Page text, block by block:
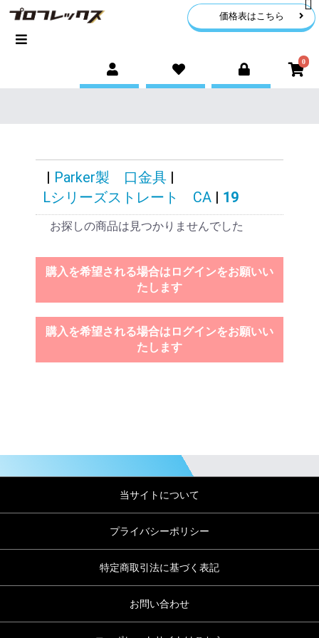
価格表はこちら
0
| Parker製 口金具 |
Lシリーズストレート CA | 19
お探しの商品は見つかりませんでした
購入を希望される場合はログインをお願いい
たします
購入を希望される場合はログインをお願いい
たします
当サイトについて
プライバシーポリシー
特定商取引法に基づく表記
お問い合わせ